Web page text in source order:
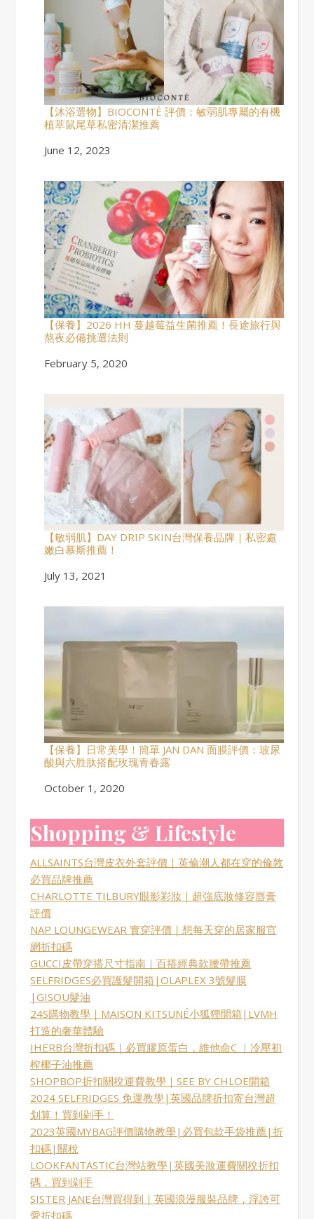
【沐浴選物】BIOCONTÈ 評價：敏弱肌專屬的有機
植萃鼠尾草私密清潔推薦
Date
June 12, 2023
【保養】2026 HH 蔓越莓益生菌推薦！長途旅行與
熬夜必備挑選法則
Date
February 5, 2020
【敏弱肌】DAY DRIP SKIN台灣保養品牌｜私密處
嫩白慕斯推薦！
Date
July 13, 2021
【保養】日常美學！簡單 JAN DAN 面膜評價：玻尿
酸與六胜肽搭配玫瑰青春露
Date
October 1, 2020
Shopping & Lifestyle
ALLSAINTS台灣皮衣外套評價｜英倫潮人都在穿的倫敦
必買品牌推薦
CHARLOTTE TILBURY眼影彩妝｜超強底妝修容唇膏
評價
NAP LOUNGEWEAR 實穿評價｜想每天穿的居家服官
網折扣碼
GUCCI皮帶穿搭尺寸指南｜百搭經典款腰帶推薦
SELFRIDGES必買護髮開箱|OLAPLEX 3號髮膜
|GISOU髮油
24S購物教學｜MAISON KITSUNÉ小狐狸開箱|LVMH
打造的奢華體驗
IHERB台灣折扣碼｜必買膠原蛋白，維他命C ｜冷壓初
榨椰子油推薦
SHOPBOP折扣關稅運費教學｜SEE BY CHLOE開箱
2024 SELFRIDGES 免運教學|英國品牌折扣寄台灣超
划算！買到剁手！
2023英國MYBAG評價購物教學|必買包款手袋推薦|折
扣碼|關稅
LOOKFANTASTIC台灣站教學|英國美妝運費關稅折扣
碼，買到剁手
SISTER JANE台灣買得到｜英國浪漫服裝品牌，浮誇可
愛折扣碼